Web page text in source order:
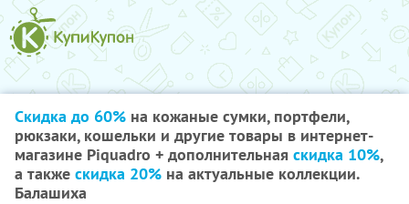
Скидка до 60% на кожаные сумки, портфели,
рюкзаки, кошельки и другие товары в интернет-
магазине Piquadro + дополнительная скидка 10%,
а также скидка 20% на актуальные коллекции.
Балашиха